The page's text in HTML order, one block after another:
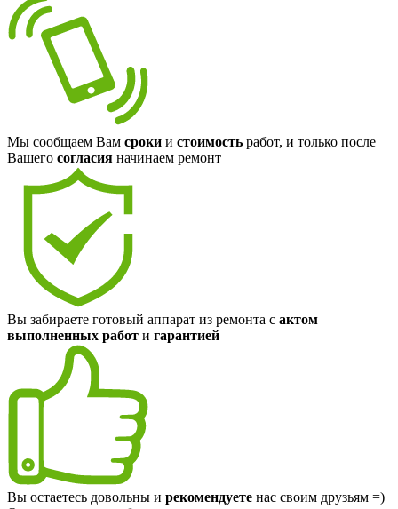
Мы сообщаем Вам сроки и стоимость работ, и только после
Вашего согласия начинаем ремонт
Вы забираете готовый аппарат из ремонта с актом
выполненных работ и гарантией
Вы остаетесь довольны и рекомендуете нас своим друзьям =)